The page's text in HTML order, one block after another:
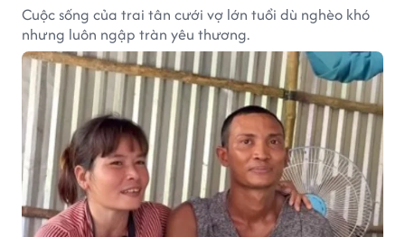
Cuộc sống của trai tân cưới vợ lớn tuổi dù nghèo khó
nhưng luôn ngập tràn yêu thương.